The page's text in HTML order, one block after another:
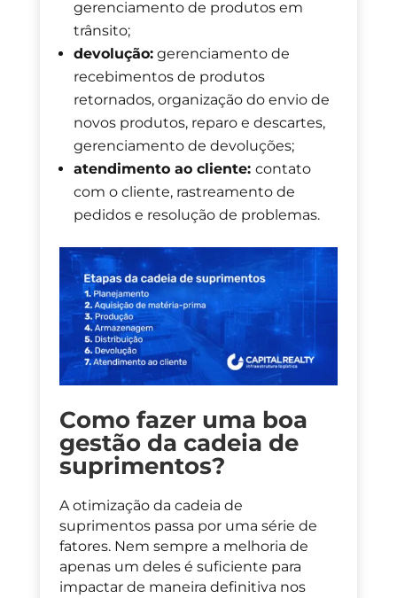
gerenciamento de produtos em
trânsito;
devolução: gerenciamento de
recebimentos de produtos
retornados, organização do envio de
novos produtos, reparo e descartes,
gerenciamento de devoluções;
atendimento ao cliente:contato
com o cliente, rastreamento de
pedidos e resolução de problemas.
Como fazer uma boa
gestão da cadeia de
suprimentos?
A otimização da cadeia de
suprimentos passa por uma série de
fatores. Nem sempre a melhoria de
apenas um deles é suficiente para
impactar de maneira definitiva nos